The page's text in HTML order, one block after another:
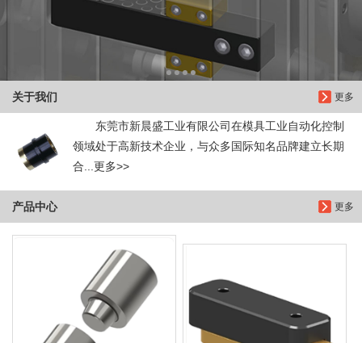
更多
关于我们
东莞市新晨盛工业有限公司在模具工业自动化控制
领域处于高新技术企业，与众多国际知名品牌建立长期
合...更多>>
更多
产品中心